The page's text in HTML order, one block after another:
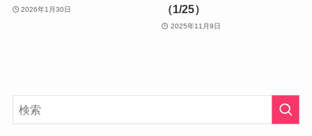
2026年1月30日
（1/25）
2025年11月9日